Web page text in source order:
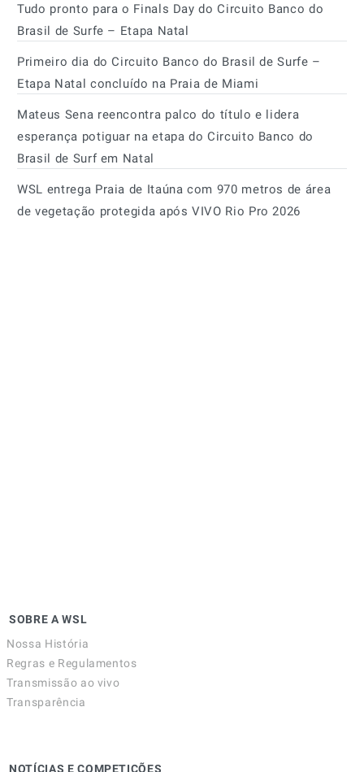
Tudo pronto para o Finals Day do Circuito Banco do
Brasil de Surfe – Etapa Natal
Primeiro dia do Circuito Banco do Brasil de Surfe –
Etapa Natal concluído na Praia de Miami
Mateus Sena reencontra palco do título e lidera
esperança potiguar na etapa do Circuito Banco do
Brasil de Surf em Natal
WSL entrega Praia de Itaúna com 970 metros de área
de vegetação protegida após VIVO Rio Pro 2026
SOBRE A WSL
Nossa História
Regras e Regulamentos
Transmissão ao vivo
Transparência
NOTÍCIAS E COMPETIÇÕES